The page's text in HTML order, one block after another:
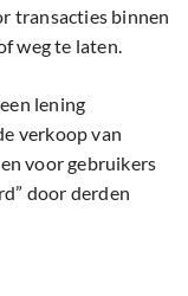
transacties binnen
weg te laten.
lening
verkoop van
voor gebruikers
door derden